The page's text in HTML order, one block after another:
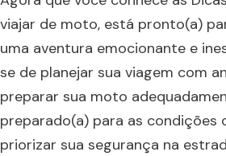
viajar de moto, está pronto(a)
uma aventura emocionante e
se de planejar sua viagem com
preparar sua moto
preparado(a) para as condições
priorizar sua segurança na